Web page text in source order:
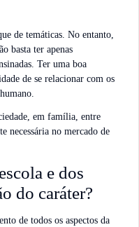
de temáticas. No entanto,
basta ter apenas
Ter uma boa
de se relacionar com os
em família, entre
necessária no mercado de
e dos
do caráter?
de todos os aspectos da